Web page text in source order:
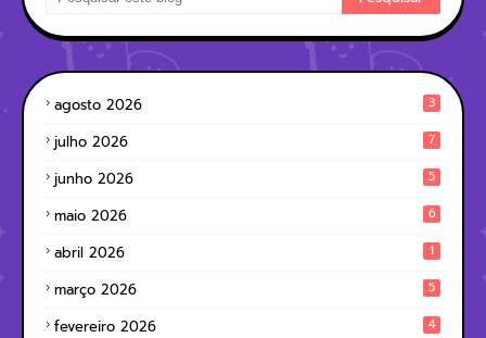
agosto 2026 3
julho 2026 7
junho 2026 5
maio 2026 6
abril 2026 1
março 2026 5
fevereiro 2026 4